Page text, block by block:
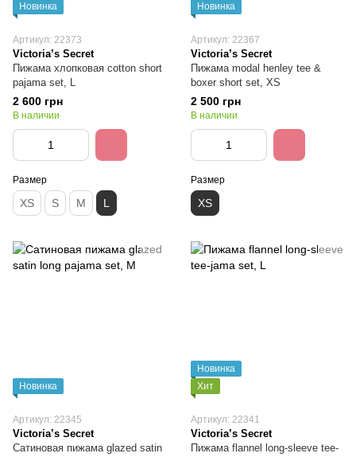
Новинка
Артикул: 22373
Victoria’s Secret
Пижама хлопковая cotton short
pajama set, L
2 600 грн
В наличии
Размер
XS S M L
Новинка
Артикул: 22367
Victoria’s Secret
Пижама modal henley tee &
boxer short set, XS
2 500 грн
В наличии
Размер
XS
Новинка
Артикул: 22345
Victoria’s Secret
Сатиновая пижама glazed satin
Новинка
Хит
Артикул: 22341
Victoria’s Secret
Пижама flannel long-sleeve tee-